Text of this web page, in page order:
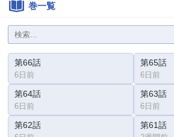
巻一覧
第66話
6日前
第65話
6日前
第64話
6日前
第63話
6日前
第62話 第61話